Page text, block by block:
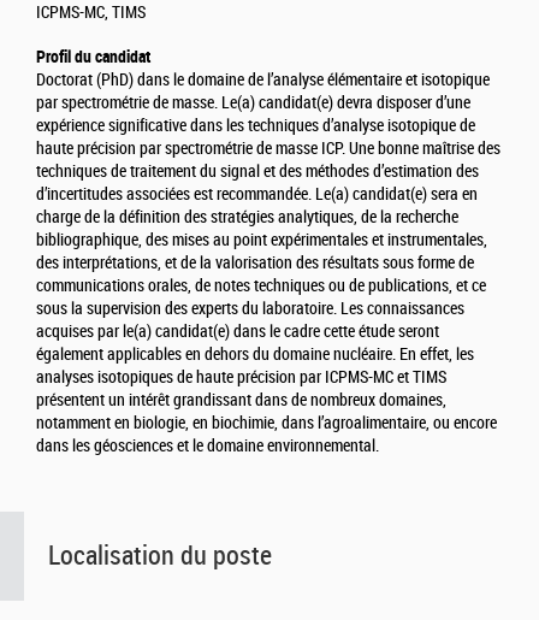
ICPMS-MC, TIMS
Profil du candidat
Doctorat (PhD) dans le domaine de l’analyse élémentaire et isotopique
par spectrométrie de masse. Le(a) candidat(e) devra disposer d’une
expérience significative dans les techniques d’analyse isotopique de
haute précision par spectrométrie de masse ICP. Une bonne maîtrise des
techniques de traitement du signal et des méthodes d’estimation des
d’incertitudes associées est recommandée. Le(a) candidat(e) sera en
charge de la définition des stratégies analytiques, de la recherche
bibliographique, des mises au point expérimentales et instrumentales,
des interprétations, et de la valorisation des résultats sous forme de
communications orales, de notes techniques ou de publications, et ce
sous la supervision des experts du laboratoire. Les connaissances
acquises par le(a) candidat(e) dans le cadre cette étude seront
également applicables en dehors du domaine nucléaire. En effet, les
analyses isotopiques de haute précision par ICPMS-MC et TIMS
présentent un intérêt grandissant dans de nombreux domaines,
notamment en biologie, en biochimie, dans l’agroalimentaire, ou encore
dans les géosciences et le domaine environnemental.
Localisation du poste